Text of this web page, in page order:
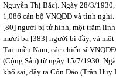
Nguyễn Thị Bắc). Ngày 28/3/
1,086 cán bộ VNQDĐ và tình
[80] người bị tử hình, một trăm
mươi ba [383] người bị đầy, và
Tại miền Nam, các chiến sĩ
(Cộng Sản) từ ngày 15/7/1930.
khổ sai, đầy ra Côn Đảo (Trần Huy